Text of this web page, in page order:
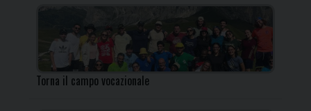
Torna il campo vocazionale